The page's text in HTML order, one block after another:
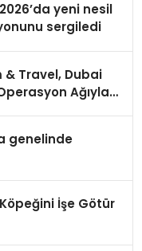
yeni nesil
sergiledi
Travel, Dubai
Ağıyla
genelinde
İşe Götür